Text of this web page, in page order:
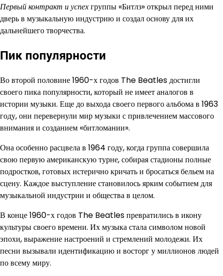
Первый контракт и успехгруппы «Битлз» открыл перед ними
дверь в музыкальную индустрию и создал основу для их
дальнейшего творчества.
Пик популярности
Во второй половине 1960-х годов The Beatles достигли
своего пика популярности, который не имеет аналогов в
истории музыки. Еще до выхода своего первого альбома в 1963
году, они перевернули мир музыки с привлечением массового
внимания и созданием «битломании».
Она особенно расцвела в 1964 году, когда группа совершила
свою первую американскую турне, собирая стадионы полные
подростков, готовых истерично кричать и бросаться бельем на
сцену. Каждое выступление становилось ярким событием для
музыкальной индустрии и общества в целом.
В конце 1960-х годов The Beatles превратились в икону
культуры своего времени. Их музыка стала символом новой
эпохи, выражение настроений и стремлений молодежи. Их
песни вызывали идентификацию и восторг у миллионов людей
по всему миру.